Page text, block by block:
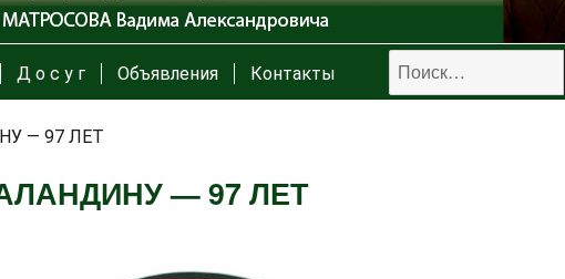
Искать:
Д о с у г Объявления Контакты
— 97 ЛЕТ
— 97 ЛЕТ